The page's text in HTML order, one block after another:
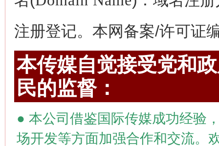
注册登记。本网备案/许可证
本传媒自觉接受党和
民的监督：
● 本公司借鉴国际传媒成功经验
场开发等方面加强合作和交流。